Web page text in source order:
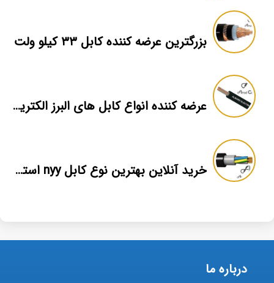
بزرگترین عرضه کننده کابل ۳۳ کیلو ولت
عرضه کننده انواع کابل های البرز الکتریک
خرید آنلاین بهترین نوع کابل nyy استاندارد
درباره ما